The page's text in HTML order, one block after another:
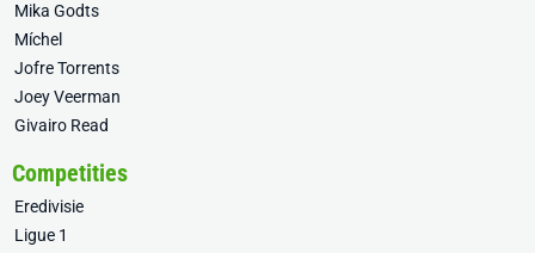
Mika Godts
Míchel
Jofre Torrents
Joey Veerman
Givairo Read
Competities
Eredivisie
Ligue 1